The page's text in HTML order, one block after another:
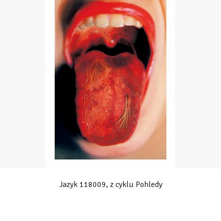
Jazyk 118009, z cyklu Pohledy